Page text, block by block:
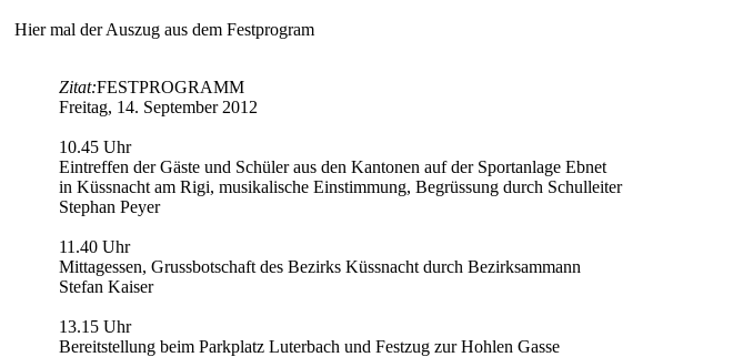
Hier mal der Auszug aus dem Festprogram
Zitat:FESTPROGRAMM
Freitag, 14. September 2012
10.45 Uhr
Eintreffen der Gäste und Schüler aus den Kantonen auf der Sportanlage Ebnet
in Küssnacht am Rigi, musikalische Einstimmung, Begrüssung durch Schulleiter
Stephan Peyer
11.40 Uhr
Mittagessen, Grussbotschaft des Bezirks Küssnacht durch Bezirksammann
Stefan Kaiser
13.15 Uhr
Bereitstellung beim Parkplatz Luterbach und Festzug zur Hohlen Gasse